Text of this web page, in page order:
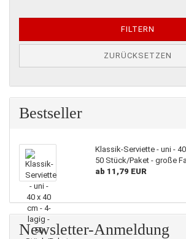
FILTERN
ZURÜCKSETZEN
Bestseller
Klassik-Serviette - uni -
50 Stück/Paket - große
ab 11,79 EUR
Newsletter-Anmeldung